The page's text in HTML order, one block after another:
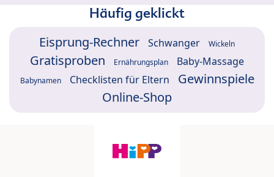
Häufig geklickt
Eisprung-Rechner Schwanger Wickeln
Gratisproben Ernährungsplan Baby-Massage
Babynamen Checklisten für Eltern
Gewinnspiele
Online-Shop